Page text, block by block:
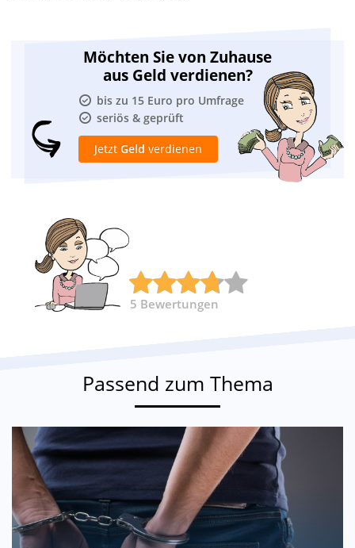
Möchten Sie von Zuhause
aus Geld verdienen?
bis zu 15 Euro pro Umfrage
seriös & geprüft
Jetzt Geld verdienen
5 Bewertungen
Passend zum Thema